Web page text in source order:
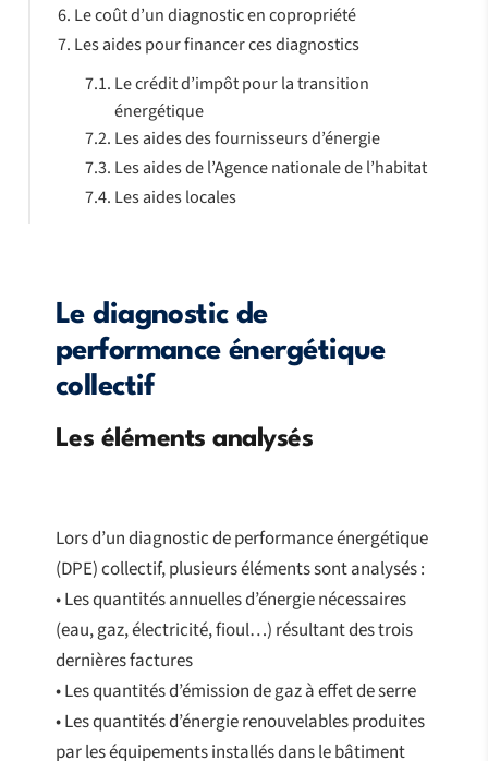
Le diagnostic de
performance énergétique
collectif
Les éléments analysés
Lors d’un diagnostic de performance énergétique
(DPE) collectif, plusieurs éléments sont analysés :
• Les quantités annuelles d’énergie nécessaires
(eau, gaz, électricité, fioul…) résultant des trois
dernières factures
• Les quantités d’émission de gaz à effet de serre
• Les quantités d’énergie renouvelables produites
par les équipements installés dans le bâtiment
Le coût d’un diagnostic en copropriété
Les aides pour financer ces diagnostics
Le crédit d’impôt pour la transition
énergétique
Les aides des fournisseurs d’énergie
Les aides de l’Agence nationale de l’habitat
Les aides locales